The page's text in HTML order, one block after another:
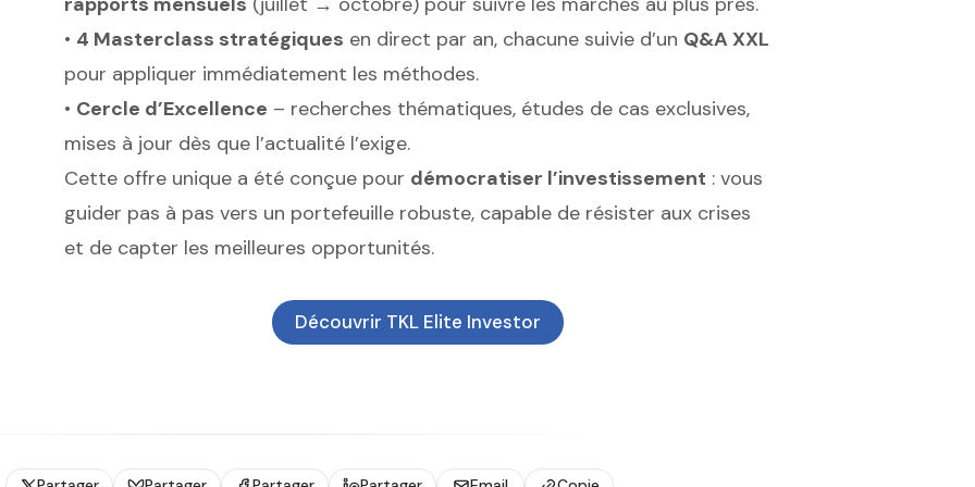
• 4 Masterclass stratégiques en direct par an, chacune suivie d’un Q&A XXL
pour appliquer immédiatement les méthodes.
• Cercle d’Excellence – recherches thématiques, études de cas exclusives,
mises à jour dès que l’actualité l’exige.
Cette offre unique a été conçue pour démocratiser l’investissement : vous
guider pas à pas vers un portefeuille robuste, capable de résister aux crises
et de capter les meilleures opportunités.
Découvrir TKL Elite Investor